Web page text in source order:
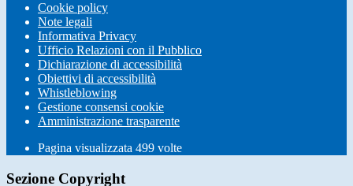
Cookie policy
Note legali
Informativa Privacy
Ufficio Relazioni con il Pubblico
Dichiarazione di accessibilità
Obiettivi di accessibilità
Whistleblowing
Gestione consensi cookie
Amministrazione trasparente
Pagina visualizzata 499 volte
Sezione Copyright